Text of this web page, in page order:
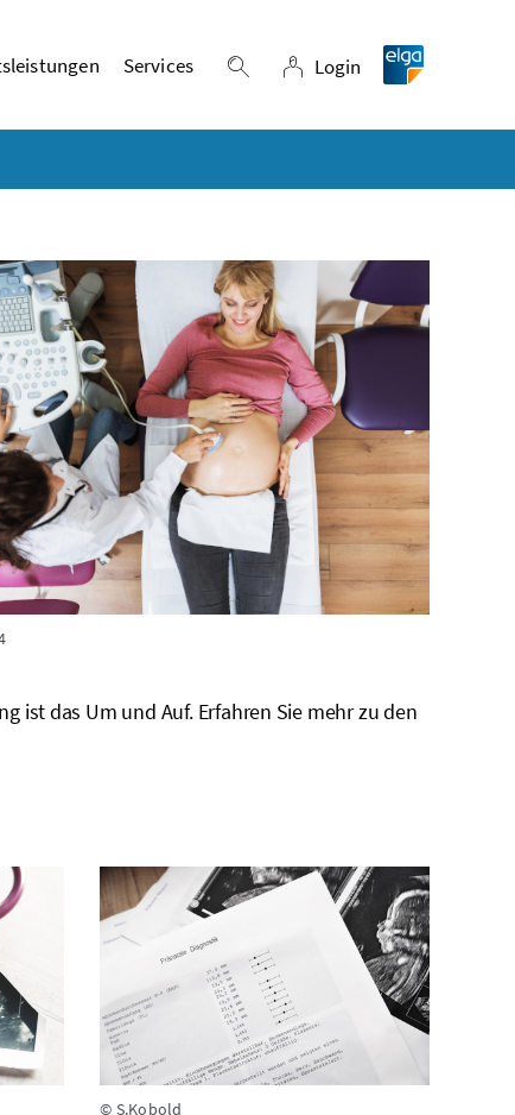
Services Suche einblenden
Login
Login
ist das Um und Auf. Erfahren Sie mehr zu den
© S.Kobold